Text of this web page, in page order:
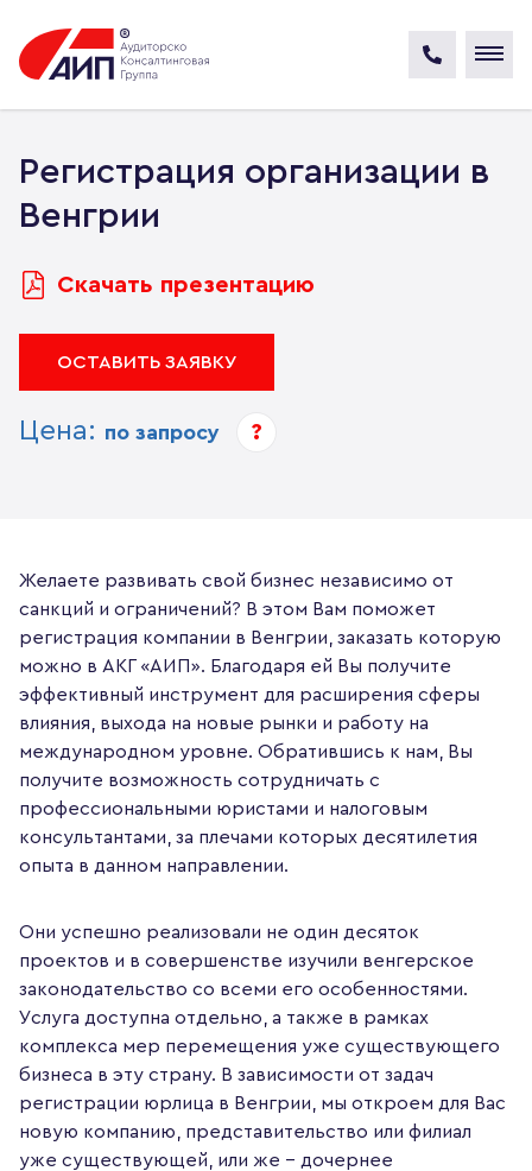
Регистрация организации в
Венгрии
Скачать презентацию
ОСТАВИТЬ ЗАЯВКУ
Цена: по запросу ?
Желаете развивать свой бизнес независимо от
санкций и ограничений? В этом Вам поможет
регистрация компании в Венгрии, заказать которую
можно в АКГ «АИП». Благодаря ей Вы получите
эффективный инструмент для расширения сферы
влияния, выхода на новые рынки и работу на
международном уровне. Обратившись к нам, Вы
получите возможность сотрудничать с
профессиональными юристами и налоговым
консультантами, за плечами которых десятилетия
опыта в данном направлении.
Они успешно реализовали не один десяток
проектов и в совершенстве изучили венгерское
законодательство со всеми его особенностями.
Услуга доступна отдельно, а также в рамках
комплекса мер перемещения уже существующего
бизнеса в эту страну. В зависимости от задач
регистрации юрлица в Венгрии, мы откроем для Вас
новую компанию, представительство или филиал
уже существующей, или же – дочернее